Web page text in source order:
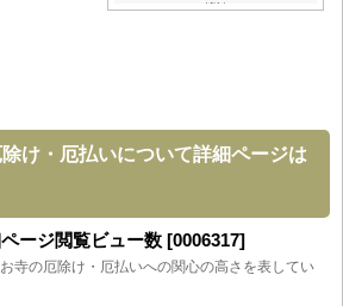
け・厄払いについて詳細ページは
ージ閲覧ビュー数 [0006317]
寺の厄除け・厄払いへの関心の高さを表してい